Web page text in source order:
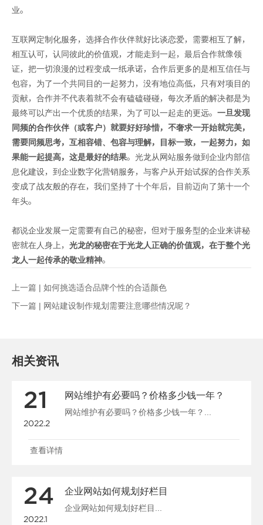
业。
互联网定制化服务，选择合作伙伴就好比谈恋爱，需要相互了解，
相互认可，认同彼此的价值观，才能走到一起，最后合作就像领
证，把一切浪漫的过程变成一纸承诺，合作后更多的是相互信任与
包容，为了一个共同目的一起努力，没有地位高低，只有对项目的
贡献，合作并不代表着就不会有磕磕碰碰，每次矛盾的解决都是为
最终可以产出一个优质的结果，为了可以一起走的更远。 一旦发现
同频的合作伙伴（或客户）就要好好珍惜，不奢求一开始就完美，
需要同频思考，互相容错、包容与理解，目标一致，一起努力，如
果能一起提高，这是最好的结果。光龙从网站服务做到企业内部信
息化建设，到企业数字化营销服务，与客户从开始试探的合作关系
变成了战友般的存在，我们坚持了十个年后，目前迈向了第十一个
年头。
都说企业发展一定需要有自己的秘密，但对于服务型的企业来讲秘
密就在人身上， 光龙的秘密在于光龙人正确的价值观，在于整个光
龙人一起传承的敬业精神。
上一篇 | 如何挑选适合品牌个性的合适颜色
下一篇 | 网站建设制作规划需要注意哪些情况呢？
相关资讯
21
2022.2
网站维护有必要吗？价格多少钱一年？
网站维护有必要吗？价格多少钱一年？...
查看详情
24
2022.1
企业网站如何规划好栏目
企业网站如何规划好栏目...